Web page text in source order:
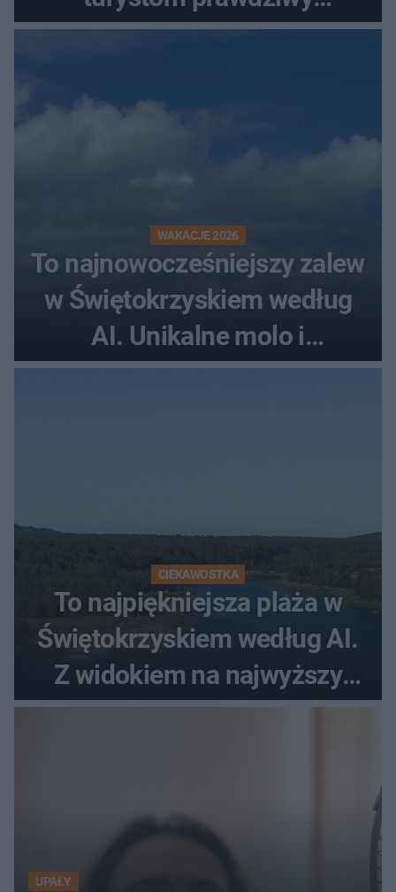
rollercoaster
WAKACJE 2026
To najnowocześniejszy zalew
w Świętokrzyskiem według
AI. Unikalne molo i
promenada
CIEKAWOSTKA
To najpiękniejsza plaża w
Świętokrzyskiem według AI.
Z widokiem na najwyższy
szczyt Gór Świętokrzyskich
UPAŁY